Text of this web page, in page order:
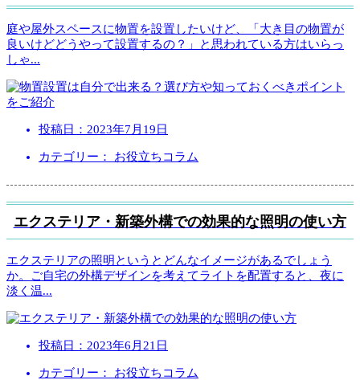
庭や屋外スペースに物置を設置したいけど、「大き目の物置が
良いけどどうやって設置するの？」と思われている方はいらっ
しゃ...
投稿日： 2023年7月19日
カテゴリー： お役立ちコラム
エクステリア・新築外構での効果的な照明の使い方
エクステリアの照明というとどんなイメージがあるでしょう
か。ご自宅の外構デザインを考えてライトを配置すると、夜に
淡く温...
投稿日： 2023年6月21日
カテゴリー： お役立ちコラム